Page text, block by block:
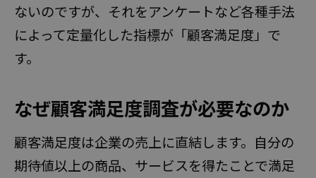
よくある質問
無料
ないのですが、それをアンケートなど各種手法
によって定量化した指標が「顧客満足度」で
す。
なぜ顧客満足度調査が必要なのか
顧客満足度は企業の売上に直結します。自分の
期待値以上の商品、サービスを得たことで満足